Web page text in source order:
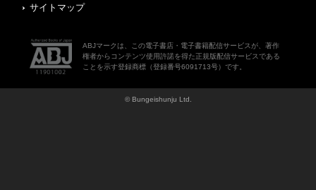
サイトマップ
ABJマークは、この電子書店・電子書籍配信サービスが、著作
権者からコンテンツ使用許諾を得た正規版配信サービスである
ことを示す登録商標（登録番号6091713号）です。
© Bungeishunju Ltd.